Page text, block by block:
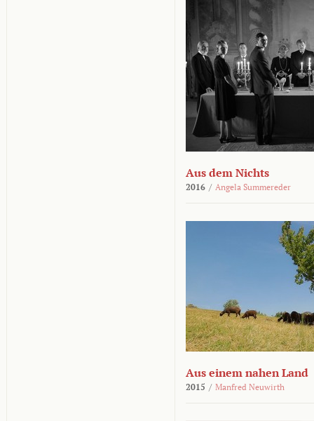
Aus dem Nichts
2016 / Angela Summereder
Aus einem nahen Land
2015 / Manfred Neuwirth